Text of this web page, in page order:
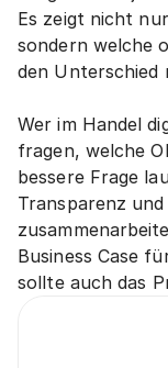
Es zeigt nicht
sondern welche
den Unterschied
Wer im Handel
fragen, welche
bessere Frage
Transparenz
Business Case
sollte auch das